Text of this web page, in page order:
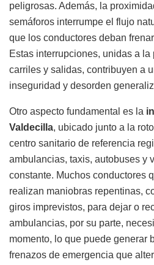
peligrosas. Además, la
semáforos interrumpe el flujo
que los conductores deban
Estas interrupciones, unidas a
carriles y salidas, contribuyen a
inseguridad y desorden
Otro aspecto fundamental es la
Valdecilla, ubicado junto a la
centro sanitario de referencia
ambulancias, taxis, autobuses y
constante. Muchos conductores
realizan maniobras repentinas,
giros imprevistos, para dejar o
ambulancias, por su parte,
momento, lo que puede generar
frenazos de emergencia que